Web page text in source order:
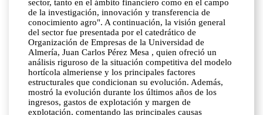
sector, tanto en el ámbito financiero como en el campo
de la investigación, innovación y transferencia de
conocimiento agro". A continuación, la visión general
del sector fue presentada por el catedrático de
Organización de Empresas de la Universidad de
Almería, Juan Carlos Pérez Mesa , quien ofreció un
análisis riguroso de la situación competitiva del modelo
hortícola almeriense y los principales factores
estructurales que condicionan su evolución. Además,
mostró la evolución durante los últimos años de los
ingresos, gastos de explotación y margen de
explotación, comentando las principales causas